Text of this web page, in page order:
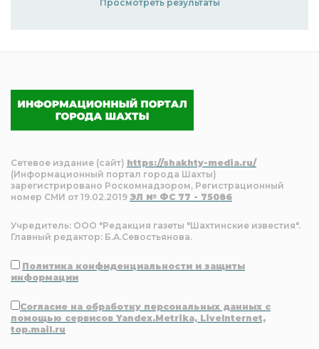
Просмотреть результаты
Сетевое издание (сайт) https://shakhty-media.ru/
(Информационный портал города Шахты)
зарегистрировано Роскомнадзором, Регистрационный
номер СМИ от 19.02.2019 ЭЛ № ФС 77 - 75086
Учредитель: ООО "Редакция газеты "Шахтинские известия".
Главный редактор: Б.А.Севостьянова.
Политика конфиденциальности и защиты
информации
Согласие на обработку персональных данных с
помощью сервисов Yandex.Metrika, LiveInternet,
top.mail.ru